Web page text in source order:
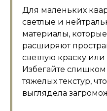
Для маленьких
светлые и
материалы,
расширяют
светлую краску
Избегайте
тяжелых текстур,
выглядела